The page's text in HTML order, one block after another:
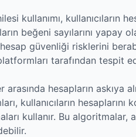
kullanımı, kullanıcıların
beğeni sayılarını
güvenliği risklerini
tarafından tespit
arasında hesapların askıya
kullanıcıların
kullanır. Bu algoritmalar,